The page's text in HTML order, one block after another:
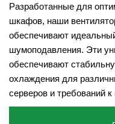
Разработанные для
шкафов, наши
обеспечивают
шумоподавления. Эти
обеспечивают
охлаждения для
серверов и требований